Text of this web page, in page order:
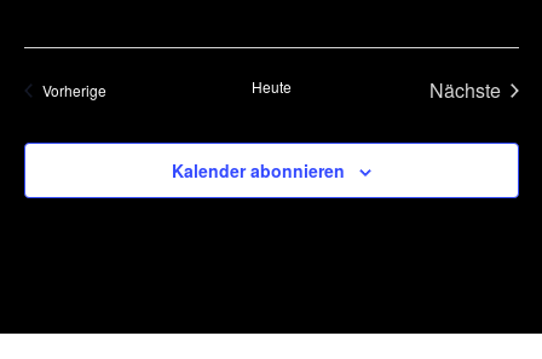
VorherigeVeranstaltungen Heute
Nächste
Kalender abonnieren